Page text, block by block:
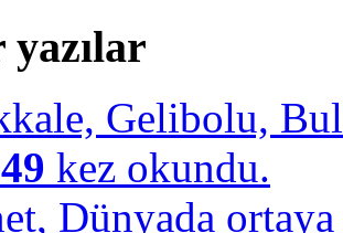
Gelibolu,
kez okundu.
Dünyada